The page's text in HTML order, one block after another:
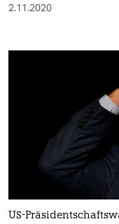
2.11.2020
US-